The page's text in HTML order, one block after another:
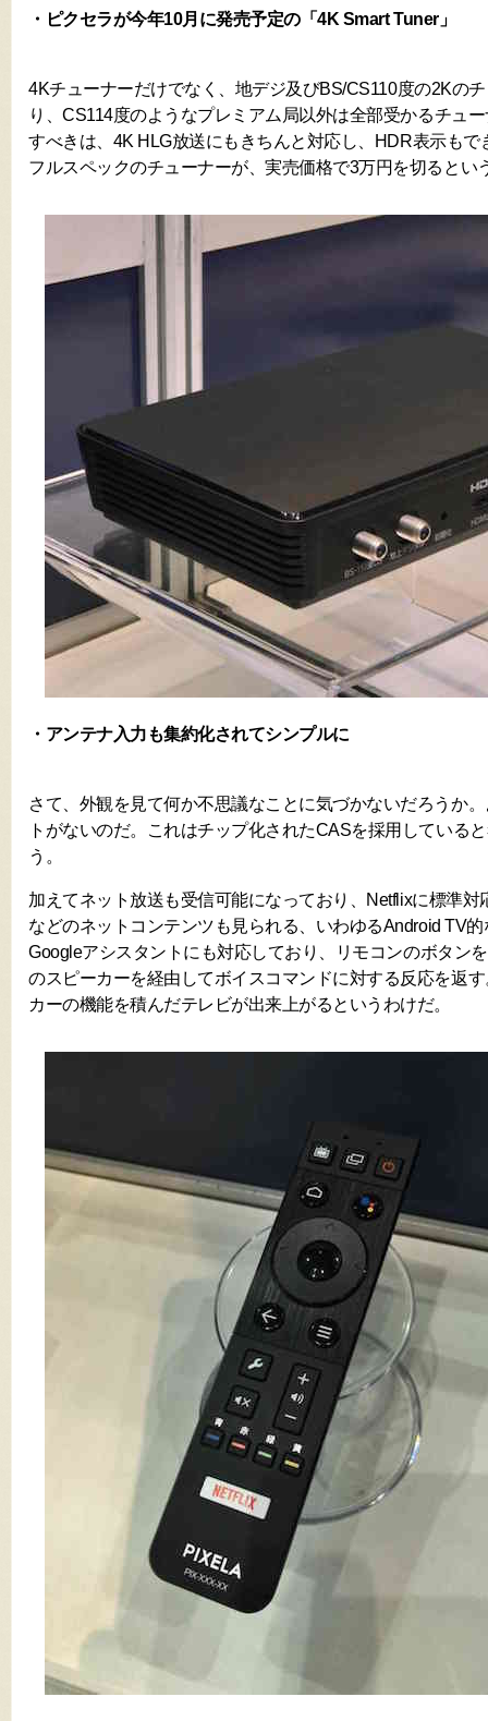
・ピクセラが今年10月に発売予定の「4K Smart Tuner」
4Kチューナーだけでなく、地デジ及びBS/CS110度の2Kの
り、CS114度のようなプレミアム局以外は全部受かるチュ
すべきは、4K HLG放送にもきちんと対応し、HDR表示もで
フルスペックのチューナーが、実売価格で3万円を切るとい
・アンテナ入力も集約化されてシンプルに
さて、外観を見て何か不思議なことに気づかないだろうか
トがないのだ。これはチップ化されたCASを採用している
う。
加えてネット放送も受信可能になっており、Netflixに標準対
などのネットコンテンツも見られる、いわゆるAndroid TV
Googleアシスタントにも対応しており、リモコンのボタン
のスピーカーを経由してボイスコマンドに対する反応を返
カーの機能を積んだテレビが出来上がるというわけだ。